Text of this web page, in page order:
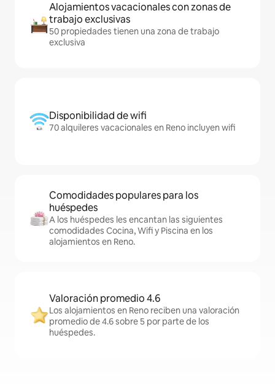
Alojamientos vacacionales con zonas de
trabajo exclusivas
50 propiedades tienen una zona de trabajo
exclusiva
Disponibilidad de wifi
70 alquileres vacacionales en Reno incluyen wifi
Comodidades populares para los
huéspedes
A los huéspedes les encantan las siguientes
comodidades Cocina, Wifi y Piscina en los
alojamientos en Reno.
Valoración promedio 4.6
Los alojamientos en Reno reciben una valoración
promedio de 4.6 sobre 5 por parte de los
huéspedes.